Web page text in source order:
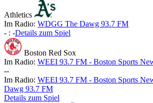
Athletics
Im Radio: WDGG The Dawg 93.7 FM
- : -Details zum Spiel
Boston Red Sox
Im Radio: WEEI 93.7 FM - Boston Sports
--
Im Radio: WEEI 93.7 FM - Boston Sports
Dawg 93.7 FM
Details zum Spiel